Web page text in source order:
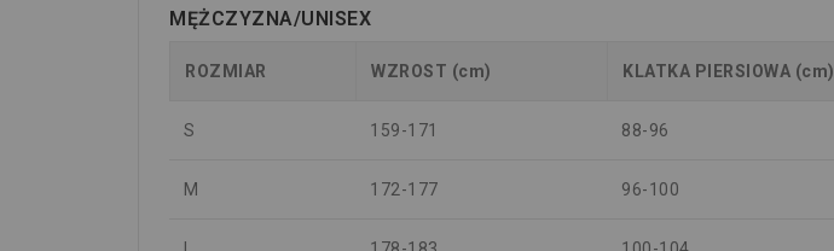
MĘŻCZYZNA/UNISEX
ROZMIAR WZROST (cm) KLATKA PIERSIOWA (cm)
S 159-171 88-96
M 172-177 96-100